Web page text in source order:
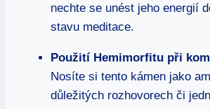
nechte se unést jeho energií
stavu meditace.
Použití Hemimorfitu při
Nosíte si tento kámen jako
důležitých rozhovorech či